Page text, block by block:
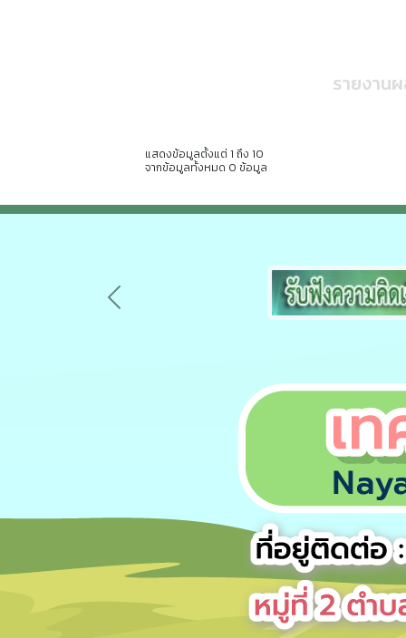
รายงาน
แสดงข้อมูลตั้งแต่ 1 ถึง 10
จากข้อมูลทั้งหมด 0 ข้อมูล
Previous